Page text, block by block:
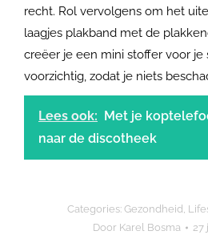
recht. Rol vervolgens om het
laagjes plakband met de
creëer je een mini stoffer voor
voorzichtig, zodat je niets
Lees ook: Met je
naar de discotheek
Categories: Gezondheid,
Door Karel Bosma 27